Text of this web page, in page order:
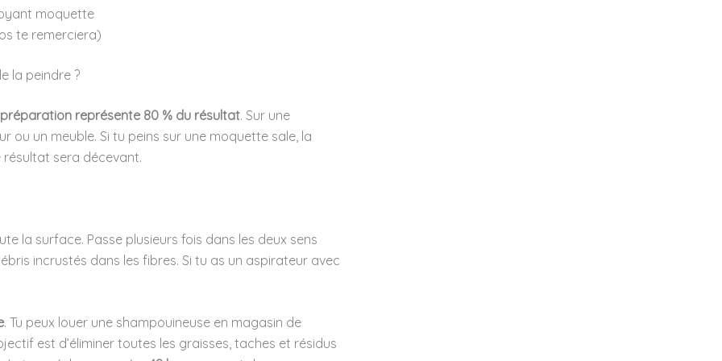
moquette
te remerciera)
la peindre ?
représente 80 % du résultat. Sur une
ou un meuble. Si tu peins sur une moquette sale, la
sera décevant.
la surface. Passe plusieurs fois dans les deux sens
incrustés dans les fibres. Si tu as un aspirateur avec
. Tu peux louer une shampouineuse en magasin de
est d’éliminer toutes les graisses, taches et résidus